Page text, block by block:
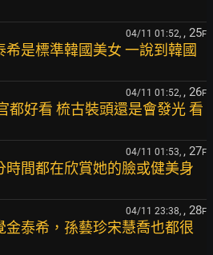
04/11 01:52, , 25F
希是標準韓國美女 一說到韓國
04/11 01:52, , 26F
都好看 梳古裝頭還是會發光 看
04/11 01:53, , 27F
時間都在欣賞她的臉或健美身
04/11 23:38, , 28F
金泰希，孫藝珍宋慧喬也都很